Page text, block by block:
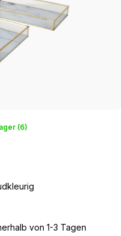
(6)
von 1-3 Tagen